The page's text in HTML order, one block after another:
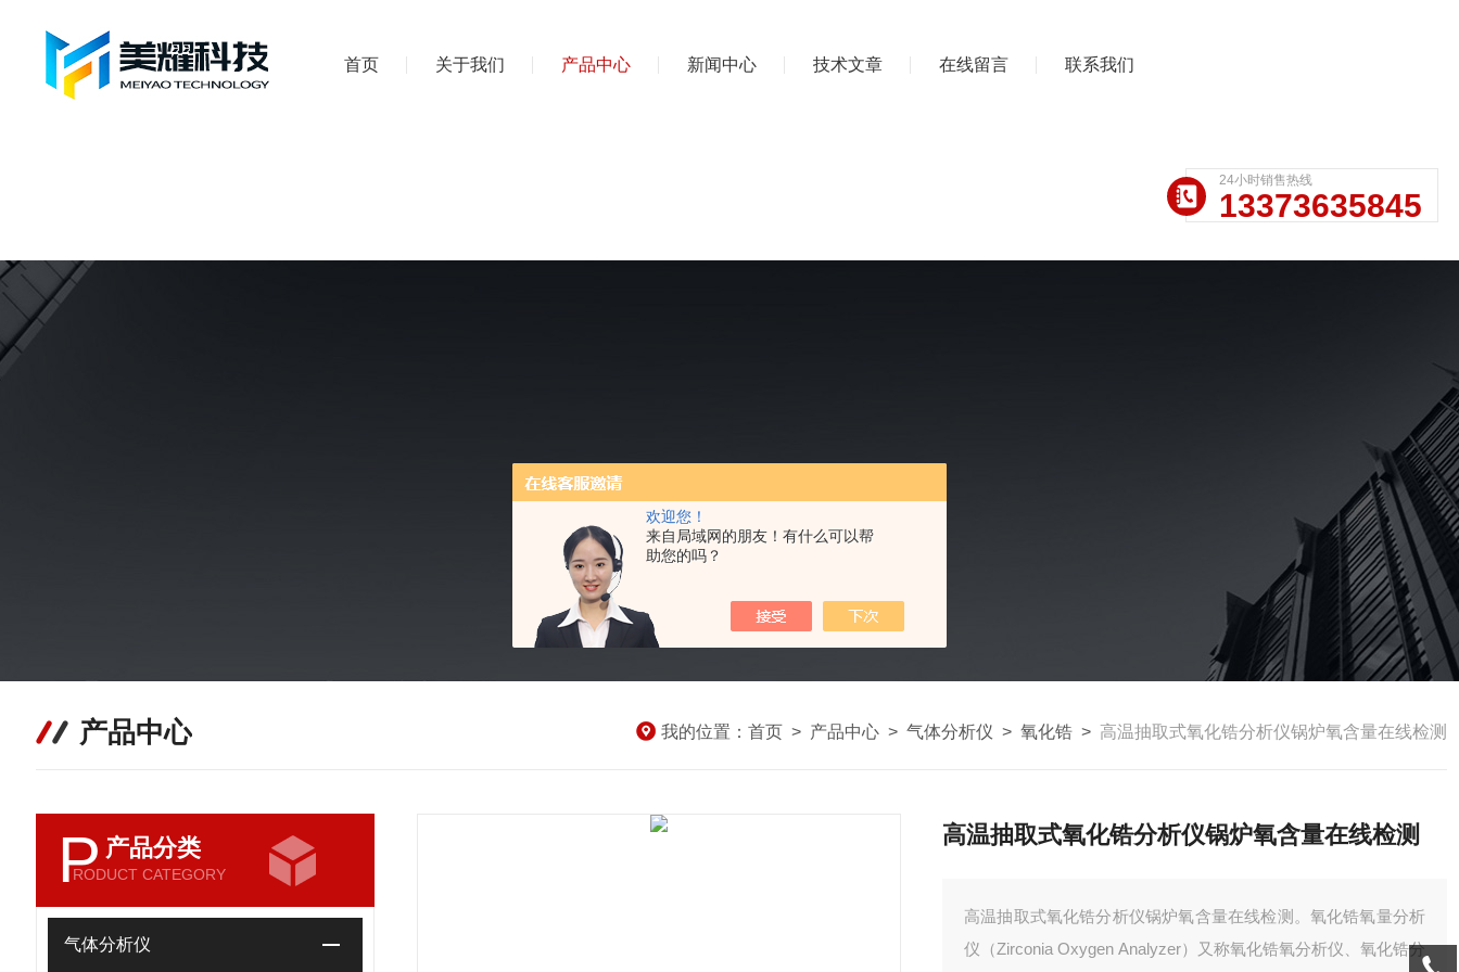
欢迎您！
来自局域网的朋友！有什么可以帮
助您的吗？
首页 关于我们 产品中心 新闻中心 技术文章 在线留言 联系我们
24小时销售热线
13373635845
产品中心 我的位置： 首页 > 产品中心 > 气体分析仪 > 氧化锆 > 高温抽取式氧化锆分析仪锅炉氧含量在线检测
P 产品分类
RODUCT CATEGORY
气体分析仪
高温抽取式氧化锆分析仪锅炉氧含量在线检测
高温抽取式氧化锆分析仪锅炉氧含量在线检测。氧化锆氧量分析
仪（Zirconia Oxygen Analyzer）又称氧化锆氧分析仪、氧化锆分